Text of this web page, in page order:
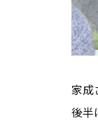
家成
後半